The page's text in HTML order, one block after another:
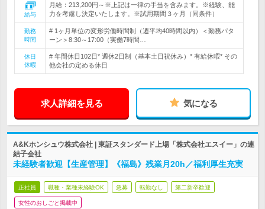
給与
月給：213,200円～※上記は一律の手当を含みます。※経験、能
力を考慮し決定いたします。※試用期間３ヶ月（同条件）
勤務
時間
# 1ヶ月単位の変形労働時間制（週平均40時間以内）＜勤務パタ
ーン＞8:30～17:00（実働7時間…
休日
休暇
# 年間休日102日* 週休2日制（基本土日祝休み）* 有給休暇* その
他会社の定める休日
求人詳細を見る 気になる
A&Kホンシュウ株式会社 | 東証スタンダード上場「株式会社エスイー」の連
結子会社
未経験者歓迎【生産管理】《福島》残業月20h／福利厚生充実
正社員 職種・業種未経験OK 急募 転勤なし 第二新卒歓迎
女性のおしごと掲載中